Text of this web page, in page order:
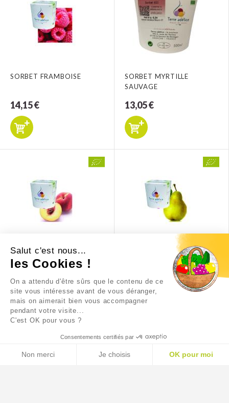
Salut c'est nous...
les Cookies !
On a attendu d'être sûrs que le contenu de ce
site vous intéresse avant de vous déranger,
mais on aimerait bien vous accompagner
pendant votre visite...
C'est OK pour vous ?
Consentements certifiés par
Non merci Je choisis OK pour moi
SORBET FRAMBOISE
14,15 €
SORBET MYRTILLE
SAUVAGE
13,05 €
SORBET PECHE BLANCHE
10,15 €
SORBET POIRE WILLIAM
10,15 €